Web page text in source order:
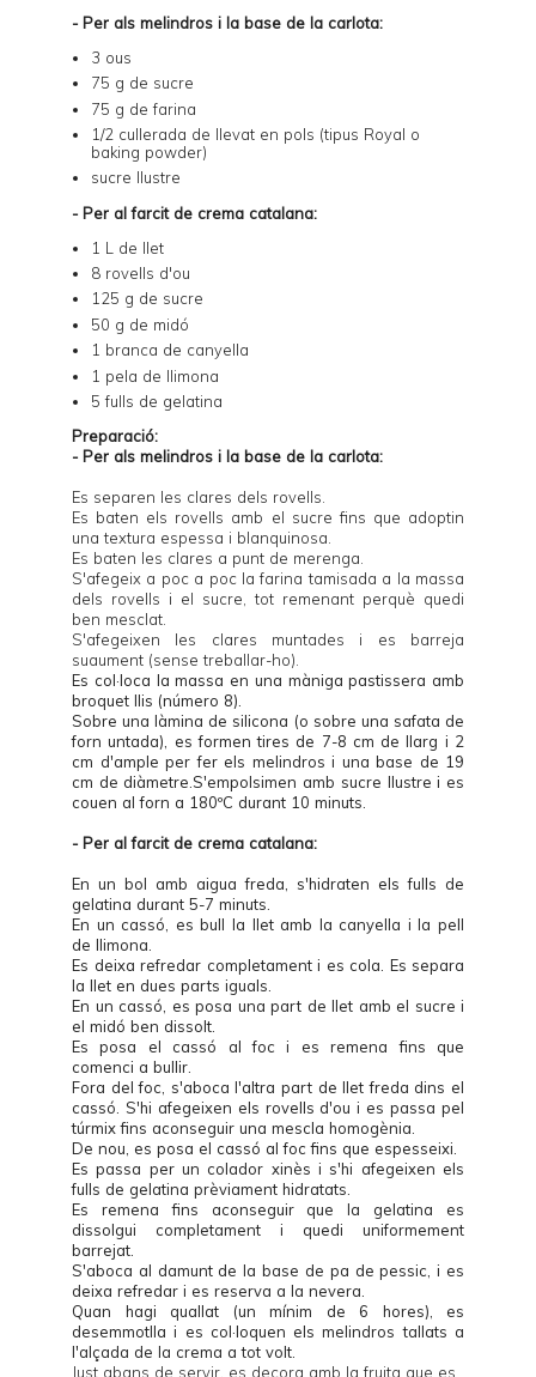
- Per als melindros i la base de la carlota:
3 ous
75 g de sucre
75 g de farina
1/2 cullerada de llevat en pols (tipus Royal o
baking powder)
sucre llustre
- Per al farcit de crema catalana:
1 L de llet
8 rovells d'ou
125 g de sucre
50 g de midó
1 branca de canyella
1 pela de llimona
5 fulls de gelatina
Preparació:
- Per als melindros i la base de la carlota:
Es separen les clares dels rovells.
Es baten els rovells amb el sucre fins que adoptin
una textura espessa i blanquinosa.
Es baten les clares a punt de merenga.
S'afegeix a poc a poc la farina tamisada a la massa
dels rovells i el sucre, tot remenant perquè quedi
ben mesclat.
S'afegeixen les clares muntades i es barreja
suaument (sense treballar-ho).
Es col·loca la massa en una màniga pastissera amb
broquet llis (número 8).
Sobre una làmina de silicona (o sobre una safata de
forn untada), es formen tires de 7-8 cm de llarg i 2
cm d'ample per fer els melindros i una base de 19
cm de diàmetre.S'empolsimen amb sucre llustre i es
couen al forn a 180ºC durant 10 minuts.
- Per al farcit de crema catalana:
En un bol amb aigua freda, s'hidraten els fulls de
gelatina durant 5-7 minuts.
En un cassó, es bull la llet amb la canyella i la pell
de llimona.
Es deixa refredar completament i es cola. Es separa
la llet en dues parts iguals.
En un cassó, es posa una part de llet amb el sucre i
el midó ben dissolt.
Es posa el cassó al foc i es remena fins que
comenci a bullir.
Fora del foc, s'aboca l'altra part de llet freda dins el
cassó. S'hi afegeixen els rovells d'ou i es passa pel
túrmix fins aconseguir una mescla homogènia.
De nou, es posa el cassó al foc fins que espesseixi.
Es passa per un colador xinès i s'hi afegeixen els
fulls de gelatina prèviament hidratats.
Es remena fins aconseguir que la gelatina es
dissolgui completament i quedi uniformement
barrejat.
S'aboca al damunt de la base de pa de pessic, i es
deixa refredar i es reserva a la nevera.
Quan hagi quallat (un mínim de 6 hores), es
desemmotlla i es col·loquen els melindros tallats a
l'alçada de la crema a tot volt.
Just abans de servir, es decora amb la fruita que es